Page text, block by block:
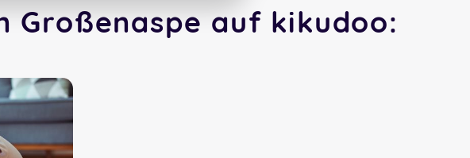
Großenaspe auf kikudoo: